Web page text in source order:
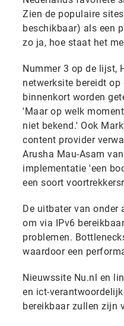
Zien de populaire
beschikbaar) als een
zo ja, hoe staat het
Nummer 3 op de lijst,
netwerksite bereidt
binnenkort worden
'Maar op welk
niet bekend.' Ook
content provider
Arusha Mau-Asam
implementatie 'een
een soort
De uitbater van onder
om via IPv6
problemen.
waardoor een
Nieuwssite Nu.nl en
en ict-
bereikbaar zullen zijn